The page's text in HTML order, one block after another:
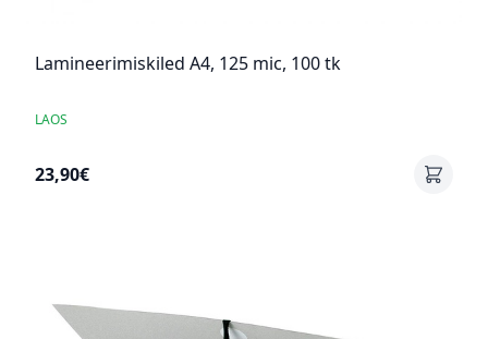
Lamineerimiskiled A4, 125 mic, 100 tk
LAOS
23,90€